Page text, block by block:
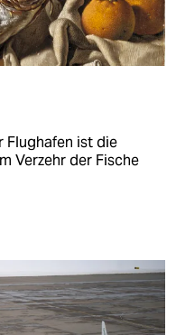
Flughafen ist die
Verzehr der Fische